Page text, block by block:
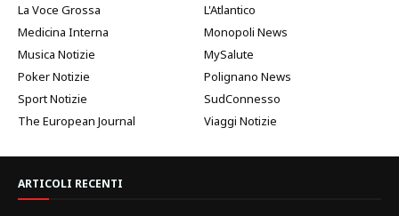
La Voce Grossa
L'Atlantico
Medicina Interna
Monopoli News
Musica Notizie
MySalute
Poker Notizie
Polignano News
Sport Notizie
SudConnesso
The European Journal
Viaggi Notizie
ARTICOLI RECENTI